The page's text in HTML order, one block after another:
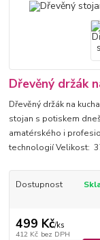
Dřevěný držák
Dřevěný držák na
stojan s potiskem
amatérského i
technologií Velikost:
Dostupnost
499 Kč/ks
412 Kč bez DPH